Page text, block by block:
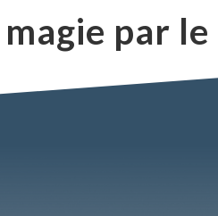
magie par le